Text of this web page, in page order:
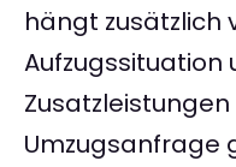
hängt zusätzlich
Aufzugssituation
Umzugsanfrage